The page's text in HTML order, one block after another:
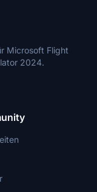
Microsoft Flight
2024.